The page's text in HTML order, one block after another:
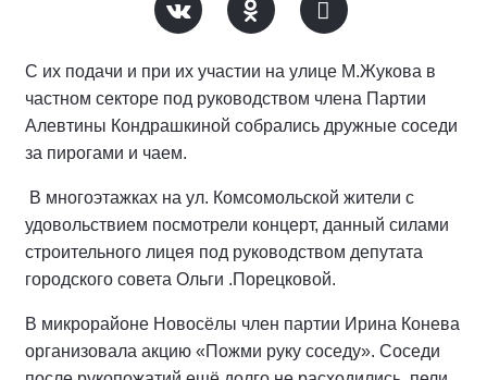
С их подачи и при их участии на улице М.Жукова в
частном секторе под руководством члена Партии
Алевтины Кондрашкиной собрались дружные соседи
за пирогами и чаем.
В многоэтажках на ул. Комсомольской жители с
удовольствием посмотрели концерт, данный силами
строительного лицея под руководством депутата
городского совета Ольги .Порецковой.
В микрорайоне Новосёлы член партии Ирина Конева
организовала акцию «Пожми руку соседу». Соседи